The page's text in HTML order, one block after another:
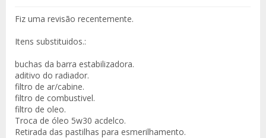
Fiz uma revisão recentemente.
Itens substituidos.:
buchas da barra estabilizadora.
aditivo do radiador.
filtro de ar/cabine.
filtro de combustivel.
filtro de oleo.
Troca de óleo 5w30 acdelco.
Retirada das pastilhas para esmerilhamento.